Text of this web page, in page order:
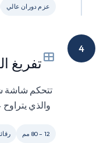
عزم دوران عالي
4
تفريغ
تتحكم شاشة
والذي يتراوح عادةً بين 12 و 80
12 – 80 مم